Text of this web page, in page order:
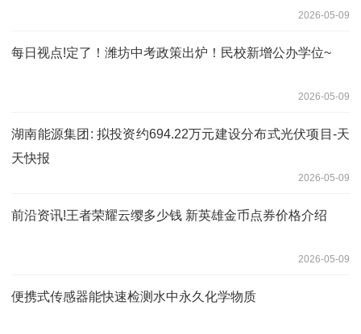
2026-05-09
每日视点!定了！潍坊中考政策出炉！民校新增公办学位~
2026-05-09
湖南能源集团: 拟投资约694.22万元建设分布式光伏项目-天
天快报
2026-05-09
前沿资讯!王者荣耀云缨多少钱 新英雄金币点券价格介绍
2026-05-09
便携式传感器能快速检测水中永久化学物质